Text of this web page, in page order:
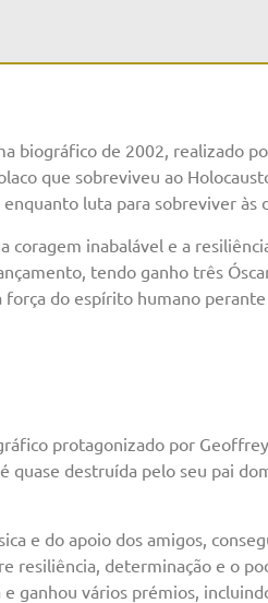
biográfico de 2002, realizado
que sobreviveu ao
luta para sobreviver às
coragem inabalável e a
tendo ganho três
do espírito humano perante
protagonizado por
quase destruída pelo seu pai
e do apoio dos amigos,
resiliência, determinação e o
ganhou vários prémios,